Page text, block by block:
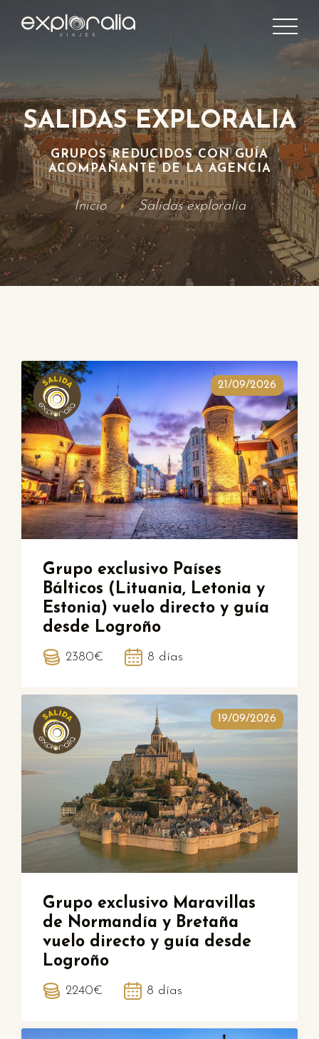
SALIDAS EXPLORALIA
GRUPOS REDUCIDOS CON GUÍA
ACOMPAÑANTE DE LA AGENCIA
Inicio Salidas exploralia
21/09/2026
Grupo exclusivo Países
Bálticos (Lituania, Letonia y
Estonia) vuelo directo y guía
desde Logroño
2380€ 8 días
19/09/2026
Grupo exclusivo Maravillas
de Normandía y Bretaña
vuelo directo y guía desde
Logroño
2240€ 8 días